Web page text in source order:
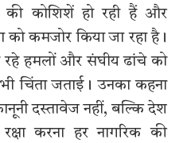
की कोशिशें हो रही हैं और
को कमजोर किया जा रहा है।
रहे हमलों और संघीय ढांचे को
चिंता जताई। उनका कहना
दस्तावेज नहीं, बल्कि देश
करना हर नागरिक की